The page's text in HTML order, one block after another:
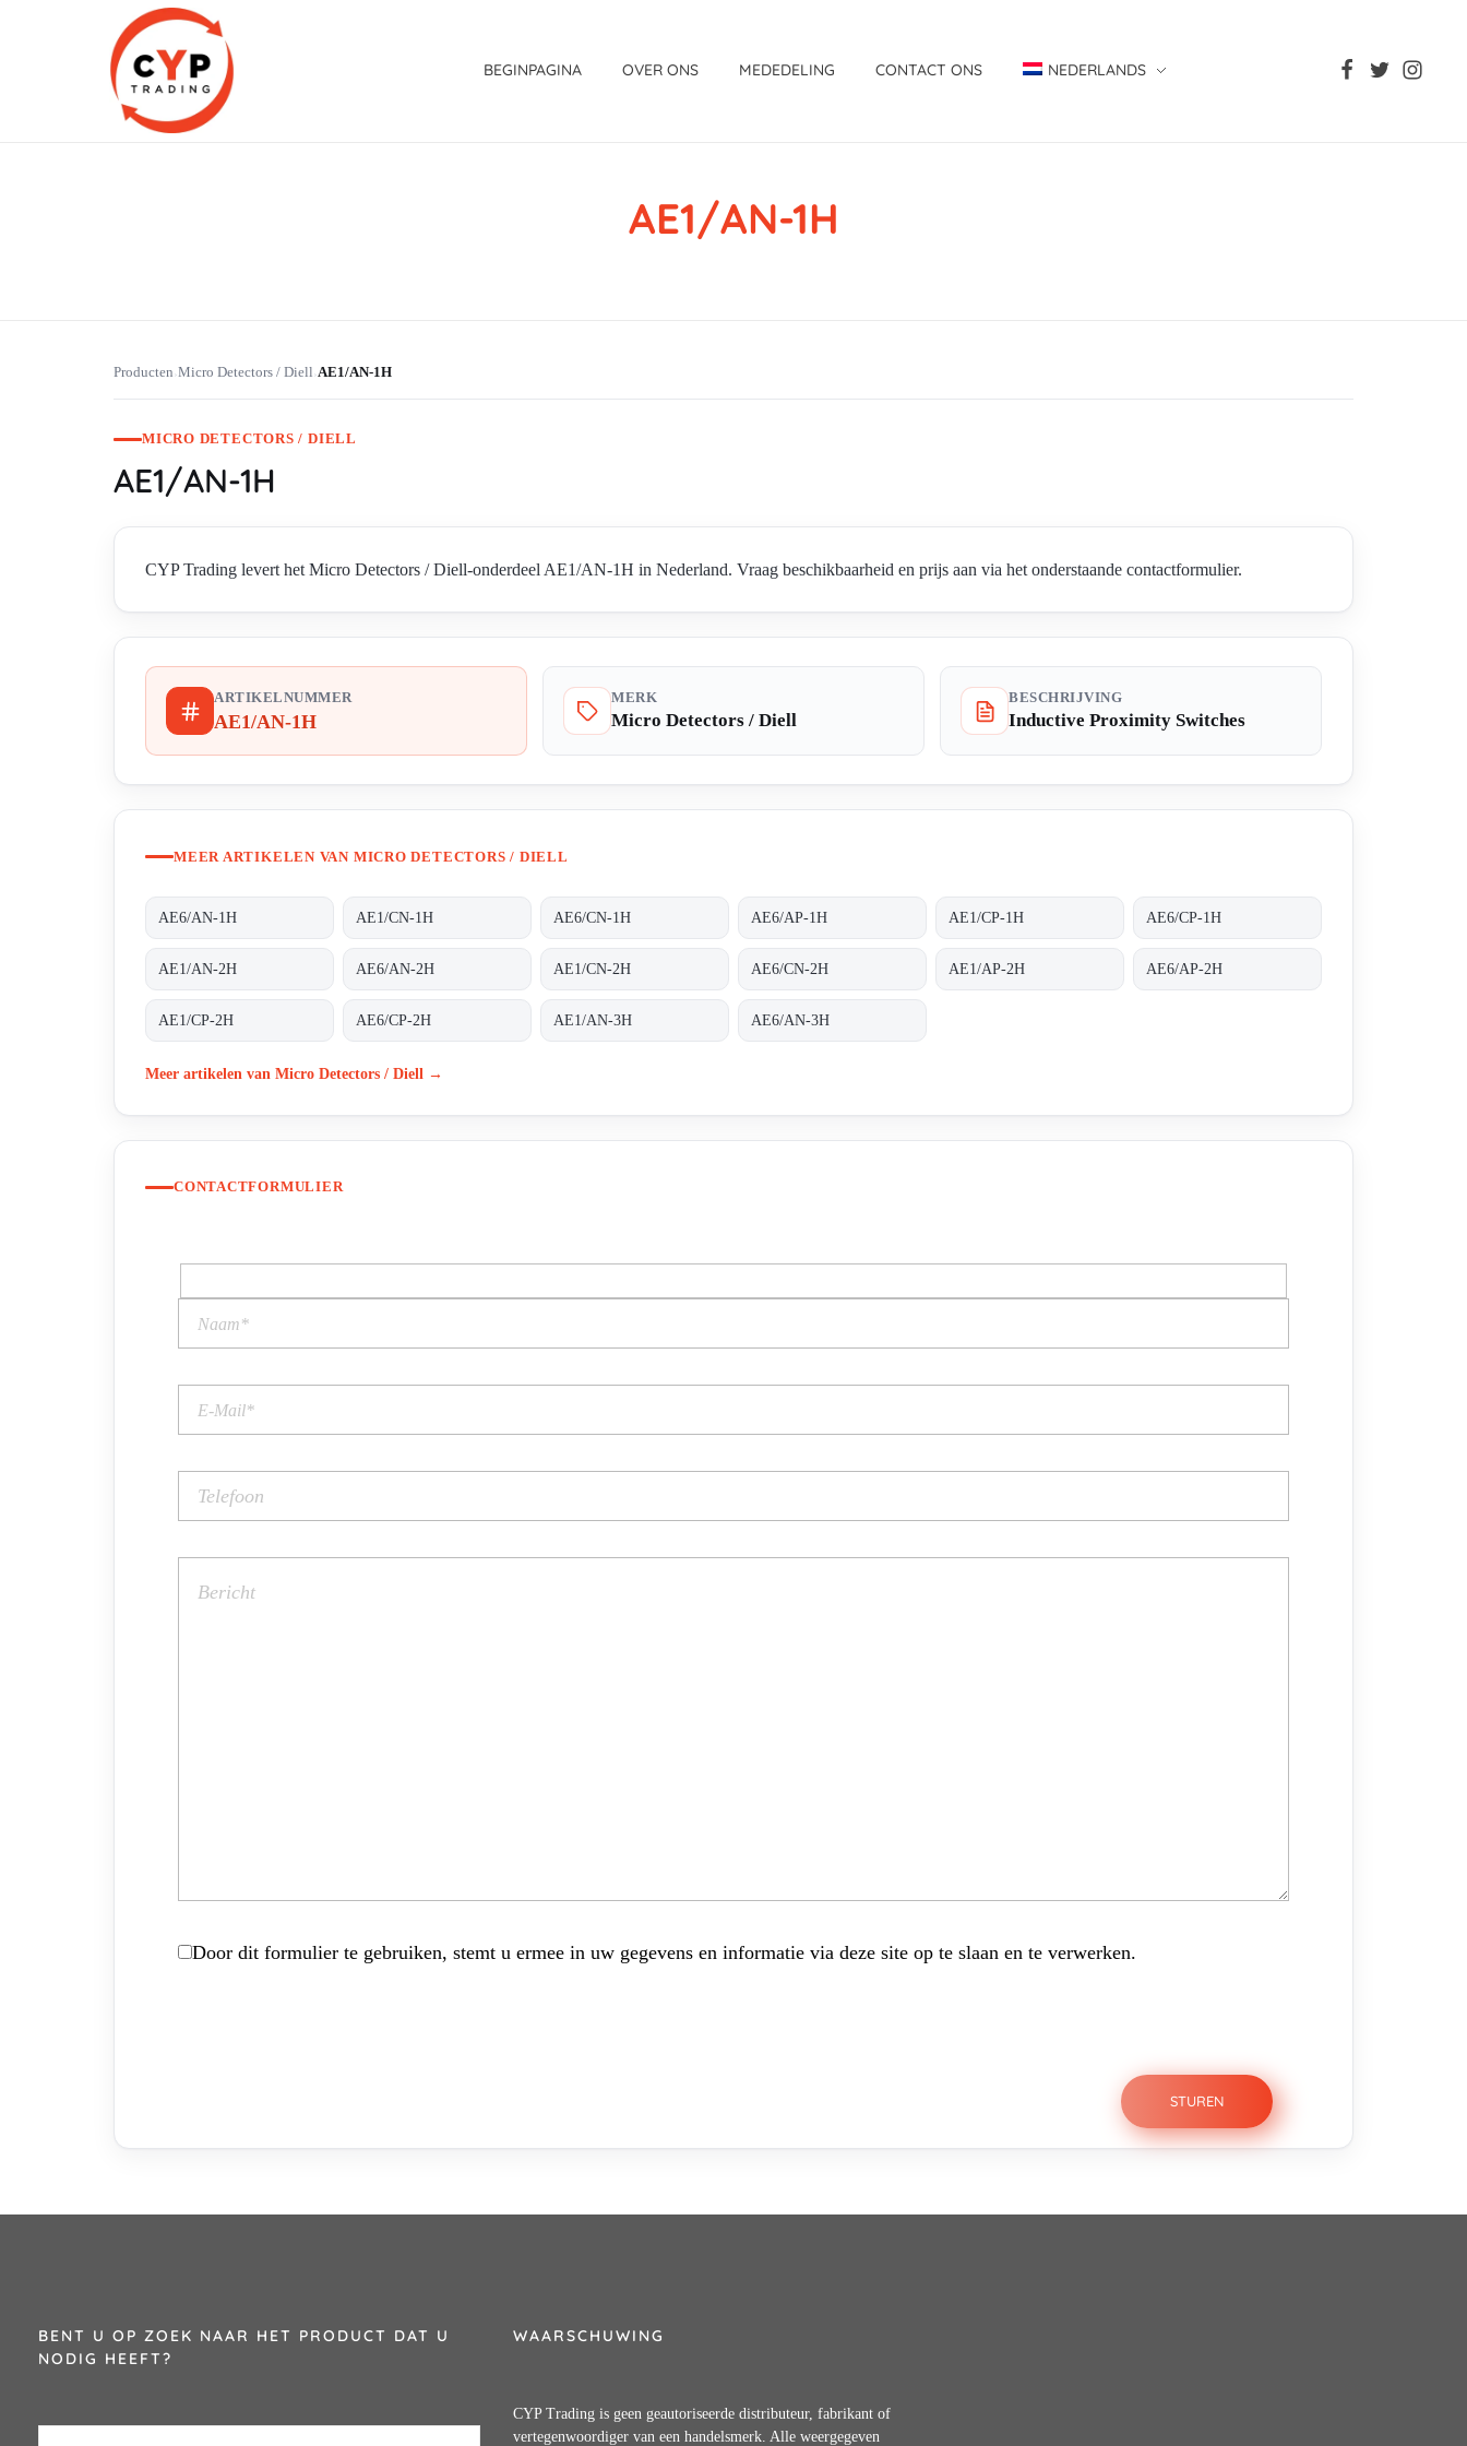
BEGINPAGINA OVER ONS MEDEDELING CONTACT ONS NEDERLANDS
AE1/AN-1H
Producten›Micro Detectors / Diell›AE1/AN-1H
MICRO DETECTORS / DIELL
AE1/AN-1H
CYP Trading levert het Micro Detectors / Diell-onderdeel AE1/AN-1H in Nederland. Vraag beschikbaarheid en prijs aan via het onderstaande contactformulier.
ARTIKELNUMMER
AE1/AN-1H
MERK
Micro Detectors / Diell
BESCHRIJVING
Inductive Proximity Switches
MEER ARTIKELEN VAN MICRO DETECTORS / DIELL
AE6/AN-1H AE1/CN-1H AE6/CN-1H AE6/AP-1H AE1/CP-1H AE6/CP-1H
AE1/AN-2H AE6/AN-2H AE1/CN-2H AE6/CN-2H AE1/AP-2H AE6/AP-2H
AE1/CP-2H AE6/CP-2H AE1/AN-3H AE6/AN-3H
Meer artikelen van Micro Detectors / Diell →
CONTACTFORMULIER
Door dit formulier te gebruiken, stemt u ermee in uw gegevens en informatie via deze site op te slaan en te verwerken.
BENT U OP ZOEK NAAR HET PRODUCT DAT U
NODIG HEEFT?
WAARSCHUWING
CYP Trading is geen geautoriseerde distributeur, fabrikant of
vertegenwoordiger van een handelsmerk. Alle weergegeven